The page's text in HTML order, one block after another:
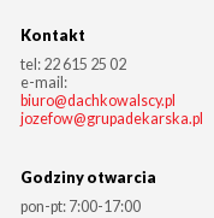
Kontakt
tel: 22 615 25 02
e-mail:
biuro@dachkowalscy.pl
jozefow@grupadekarska.pl
Godziny otwarcia
pon-pt: 7:00-17:00